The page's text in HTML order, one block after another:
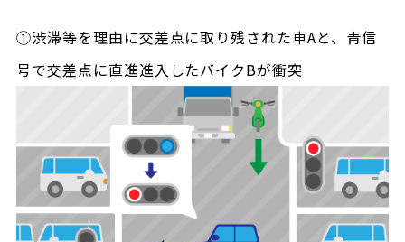
①渋滞等を理由に交差点に取り残された車Aと、青信
号で交差点に直進進入したバイクBが衝突